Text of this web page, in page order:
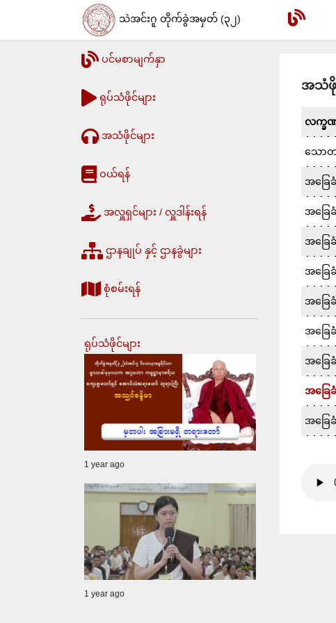
သဲအင်းဂူ တိုက်ခွဲအမှတ် (၃၂)
ပင်မစာမျက်နှာ
ရုပ်သံဖိုင်များ
အသံဖိုင်များ
ဝယ်ရန်
အလှူရှင်များ / လှူဒါန်းရန်
ဌာနချုပ် နှင့် ဌာနခွဲများ
စုံစမ်းရန်
ရုပ်သံဖိုင်များ
1 year ago
1 year ago
အသံဖို
လက္ခ
သောတ
အခြေ
အခြေ
အခြေ
အခြေ
အခြေ
အခြေ
အခြေ
အခြေ
အခြေ